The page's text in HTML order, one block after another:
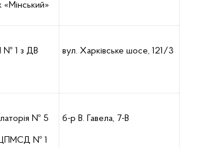
«Мінський»
№ 1 з ДВ вул. Харківське шосе, 121/3
№ 5
№ 1
б-р В. Гавела, 7-В